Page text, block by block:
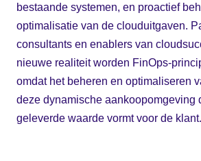
bestaande systemen, en proactief
optimalisatie van de clouduitgaven.
consultants en enablers van
nieuwe realiteit worden FinOps-
omdat het beheren en optimaliseren
deze dynamische aankoopomgeving
geleverde waarde vormt voor de klant.